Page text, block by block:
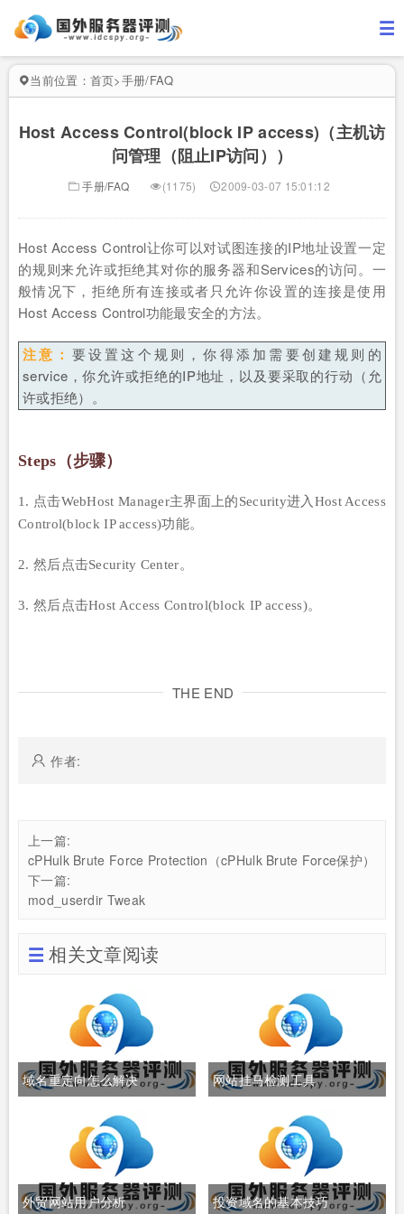
当前位置： 首页>手册/FAQ
Host Access Control(block IP access)（主机访
问管理（阻止IP访问））
手册/FAQ (1175) 2009-03-07 15:01:12
Host Access Control让你可以对试图连接的IP地址设置一定
的规则来允许或拒绝其对你的服务器和Services的访问。一
般情况下，拒绝所有连接或者只允许你设置的连接是使用
Host Access Control功能最安全的方法。
注意： 要设置这个规则，你得添加需要创建规则的
service，你允许或拒绝的IP地址，以及要采取的行动（允
许或拒绝）。
Steps（步骤）
1. 点击WebHost Manager主界面上的Security进入Host Access
Control(block IP access)功能。
2. 然后点击Security Center。
3. 然后点击Host Access Control(block IP access)。
THE END
作者:
上一篇:
cPHulk Brute Force Protection（cPHulk Brute Force保护）
下一篇:
mod_userdir Tweak
相关文章阅读
域名重定向怎么解决 网站挂马检测工具
外贸网站用户分析 投资域名的基本技巧